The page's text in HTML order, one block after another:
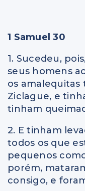
1 Samuel 30
1. Sucedeu,
seus homens
os amalequitas
Ziclague, e
tinham
2. E tinham
todos os que
pequenos
porém,
consigo, e